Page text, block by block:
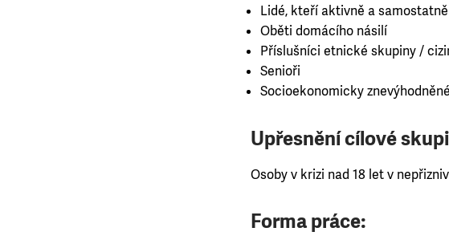
Lidé, kteří aktivně a
Oběti domácího násilí
Příslušníci etnické skupiny /
Senioři
Socioekonomicky
Upřesnění cílové
Osoby v krizi nad 18 let v
Forma práce: